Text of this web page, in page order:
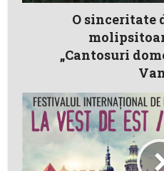
O sinceritate
„Cantosuri